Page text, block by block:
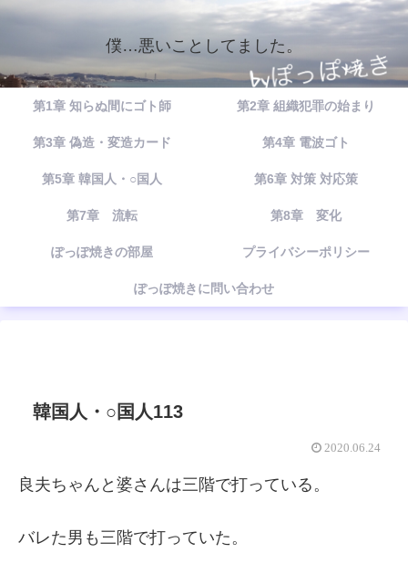
僕…悪いことしてました。
第1章 知らぬ間にゴト師 第2章 組織犯罪の始まり
第3章 偽造・変造カード 第4章 電波ゴト
第5章 韓国人・○国人 第6章 対策 対応策
第7章 流転 第8章 変化
ぽっぽ焼きの部屋 プライバシーポリシー
ぽっぽ焼きに問い合わせ
韓国人・○国人113
2020.06.24
良夫ちゃんと婆さんは三階で打っている。
バレた男も三階で打っていた。